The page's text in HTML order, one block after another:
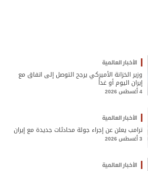
الأخبار العالمية
وزير الخزانة الأميركي يرجح التوصل إلى اتفاق مع
إيران اليوم أو غداً
4 أغسطس 2026
الأخبار العالمية
ترامب يعلن عن إجراء جولة محادثات جديدة مع إيران
3 أغسطس 2026
الأخبار العالمية